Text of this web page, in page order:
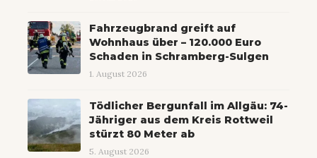
Fahrzeugbrand greift auf
Wohnhaus über – 120.000 Euro
Schaden in Schramberg-Sulgen
1. August 2026
Tödlicher Bergunfall im Allgäu: 74-
Jähriger aus dem Kreis Rottweil
stürzt 80 Meter ab
5. August 2026